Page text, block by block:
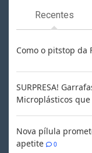
Recentes
Como o pitstop da
SURPRESA!
Microplásticos que
Nova pílula
apetite
0